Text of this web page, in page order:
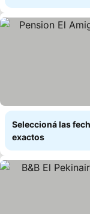
Seleccioná las
exactos